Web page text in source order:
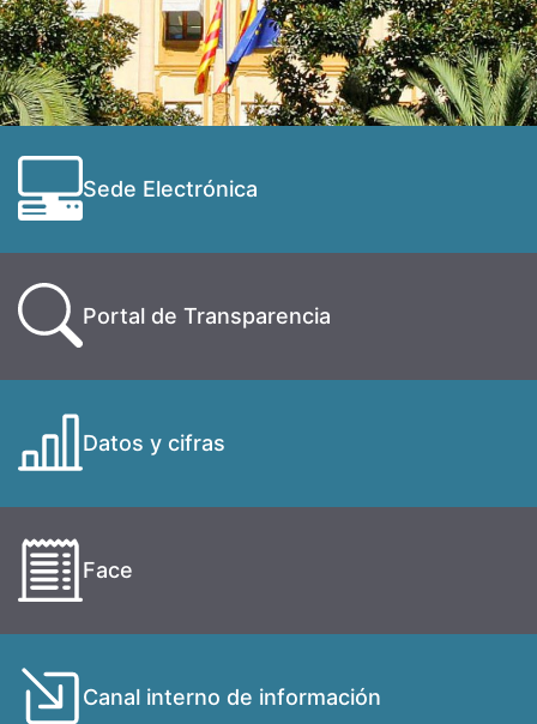
Sede Electrónica
Portal de Transparencia
Datos y cifras
Face
Canal interno de información